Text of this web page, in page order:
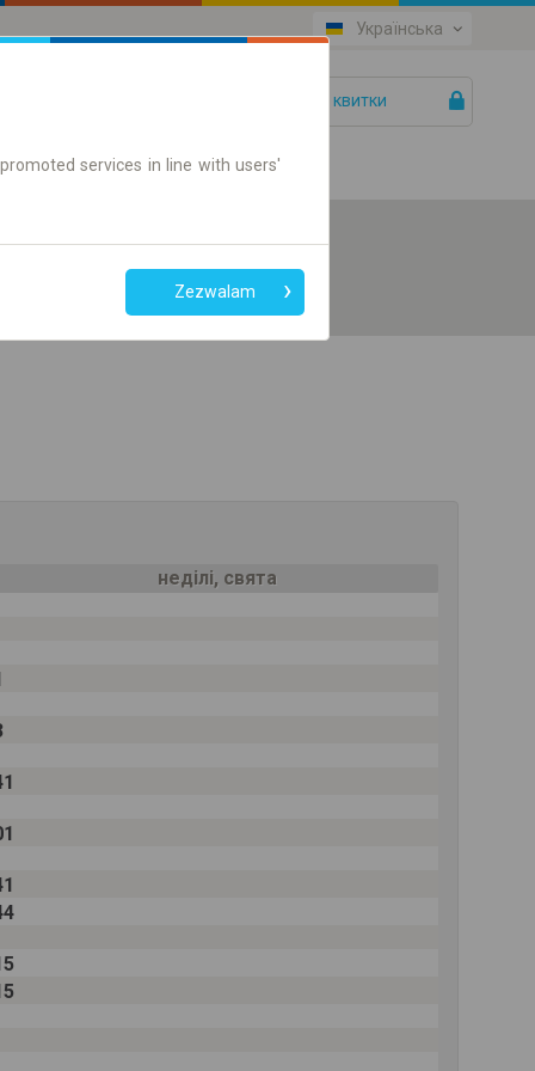
Українська
Ваші квитки
неділі, свята
services in line with users'
Zezwalam